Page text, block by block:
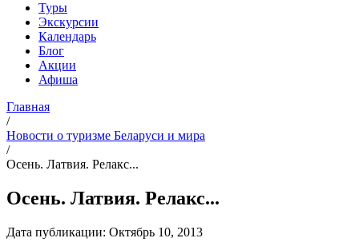
Туры
Экскурсии
Календарь
Блог
Акции
Афиша
Главная
/
Новости о туризме Беларуси и мира
/
Осень. Латвия. Релакс...
Осень. Латвия. Релакс...
Дата публикации: Октябрь 10, 2013